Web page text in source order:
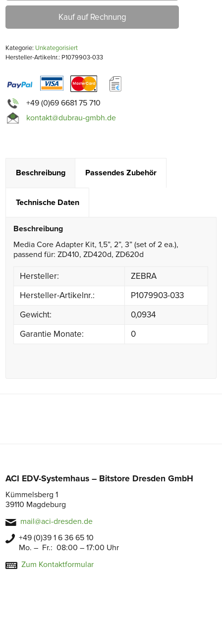
Kauf auf Rechnung
Kategorie: Unkategorisiert
Hersteller-Artikelnr.: P1079903-033
+49 (0)69 6681 75 710
kontakt@dubrau-gmbh.de
Beschreibung Passendes Zubehör
Technische Daten
Beschreibung
Media Core Adapter Kit, 1,5”, 2”, 3” (set of 2 ea.),
passend für: ZD410, ZD420d, ZD620d
Hersteller:
ZEBRA
Hersteller-Artikelnr.:
P1079903-033
Gewicht:
0,0934
Garantie Monate:
0
ACI EDV-Systemhaus – Bitstore Dresden GmbH
Kümmelsberg 1
39110 Magdeburg
mail@aci-dresden.de
+49 (0)39 1 6 36 65 10
Mo. – Fr.: 08:00 – 17:00 Uhr
Zum Kontaktformular